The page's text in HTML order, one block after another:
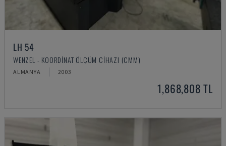
LH 54
WENZEL - KOORDINAT ÖLÇÜM CIHAZI (CMM)
ALMANYA 2003
1,868,808 TL